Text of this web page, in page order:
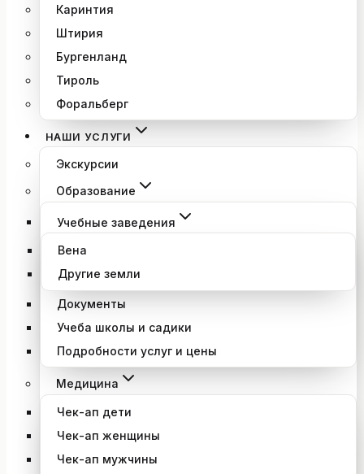
Каринтия
Штирия
Бургенланд
Тироль
Форальберг
НАШИ УСЛУГИ
Экскурсии
Образование
Учебные заведения
Вена
Другие земли
Документы
Учеба школы и садики
Подробности услуг и цены
Медицина
Чек-ап дети
Чек-ап женщины
Чек-ап мужчины